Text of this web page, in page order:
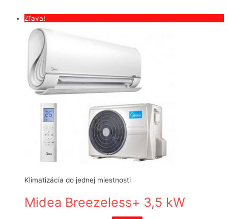
Zľava!
Klimatizácia do jednej miestnosti
Midea Breezeless+ 3,5 kW